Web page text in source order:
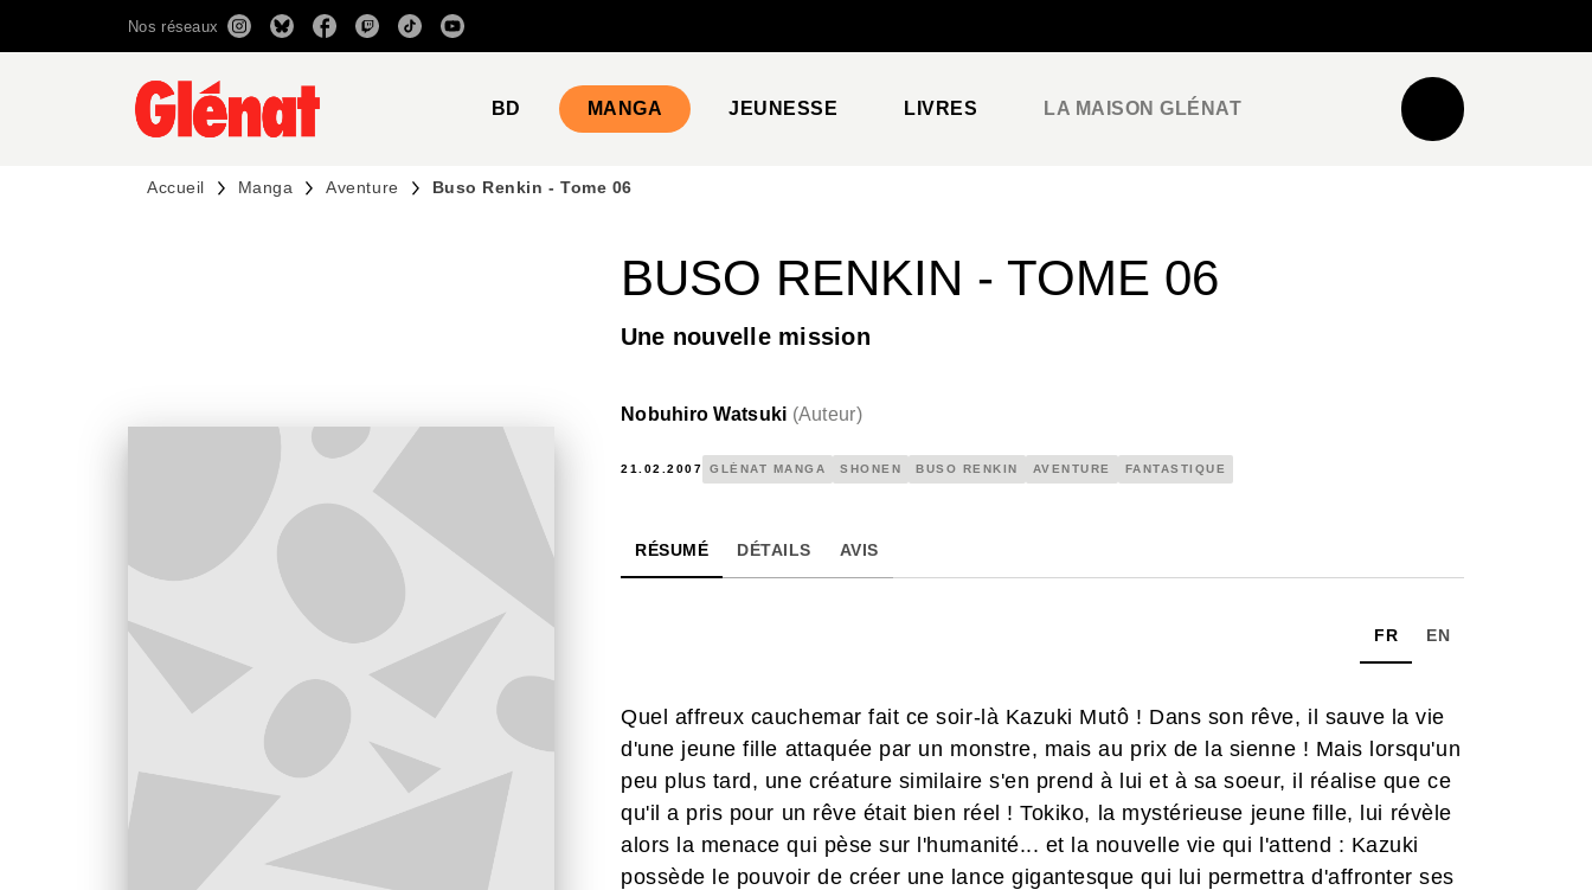
RECHERCHE CONTENU
Nos réseaux
BD MANGA JEUNESSE LIVRES LA MAISON GLÉNAT
Accueil Manga Aventure Buso Renkin - Tome 06
BUSO RENKIN - TOME 06
Une nouvelle mission
Nobuhiro Watsuki (Auteur)
21.02.2007 GLÉNAT MANGA SHONEN BUSO RENKIN AVENTURE FANTASTIQUE
RÉSUMÉ DÉTAILS AVIS
FR EN
Quel affreux cauchemar fait ce soir-là Kazuki Mutô ! Dans son rêve, il sauve la vie
d'une jeune fille attaquée par un monstre, mais au prix de la sienne ! Mais lorsqu'un
peu plus tard, une créature similaire s'en prend à lui et à sa soeur, il réalise que ce
qu'il a pris pour un rêve était bien réel ! Tokiko, la mystérieuse jeune fille, lui révèle
alors la menace qui pèse sur l'humanité... et la nouvelle vie qui l'attend : Kazuki
possède le pouvoir de créer une lance gigantesque qui lui permettra d'affronter ses